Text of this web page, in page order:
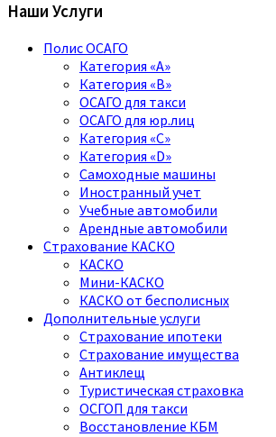
Наши Услуги
Полис ОСАГО
Категория «A»
Категория «B»
ОСАГО для такси
ОСАГО для юр.лиц
Категория «C»
Категория «D»
Самоходные машины
Иностранный учет
Учебные автомобили
Арендные автомобили
Страхование КАСКО
КАСКО
Мини-КАСКО
КАСКО от бесполисных
Дополнительные услуги
Страхование ипотеки
Страхование имущества
Антиклещ
Туристическая страховка
ОСГОП для такси
Восстановление КБМ